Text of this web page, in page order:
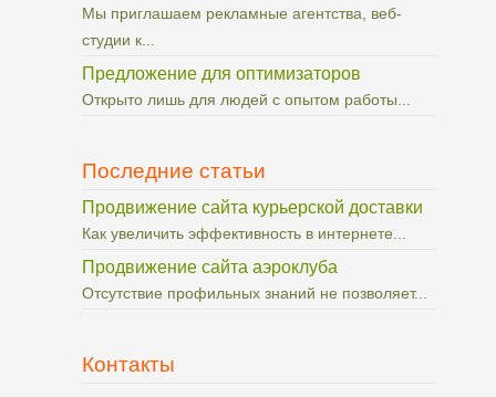
Мы приглашаем рекламные агентства, веб-
студии к...
Предложение для оптимизаторов
Открыто лишь для людей с опытом работы...
Последние статьи
Продвижение сайта курьерской доставки
Как увеличить эффективность в интернете...
Продвижение сайта аэроклуба
Отсутствие профильных знаний не позволяет...
Контакты